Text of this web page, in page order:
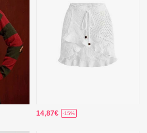
14,87€ -15%